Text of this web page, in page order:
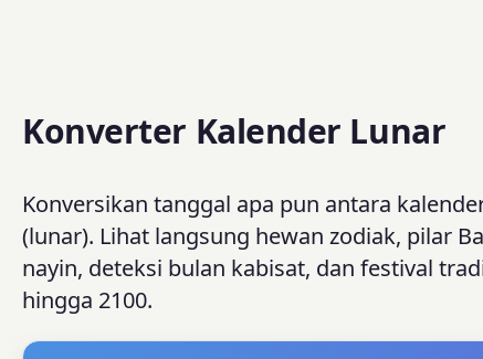
Konverter Kalender Lunar
Konversikan tanggal apa pun antara
(lunar). Lihat langsung hewan zodiak, pilar
nayin, deteksi bulan kabisat, dan festival
hingga 2100.